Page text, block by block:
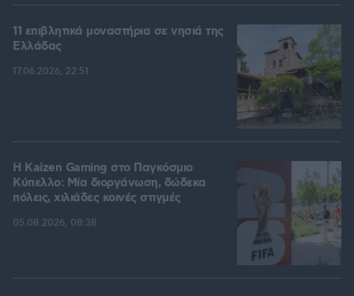
11 επιβλητικά μοναστήρια σε νησιά της
Ελλάδας
17.06.2026, 22:51
H Kaizen Gaming στο Παγκόσμιο
Kύπελλο: Μία διοργάνωση, δώδεκα
πόλεις, χιλιάδες κοινές στιγμές
05.08.2026, 08:38